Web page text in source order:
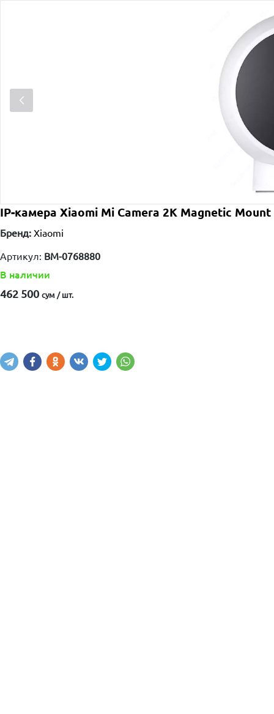
IP-камера Xiaomi Mi Camera 2K Magnetic Mount
Бренд: Xiaomi
Артикул: BM-0768880
В наличии
462 500 сум / шт.